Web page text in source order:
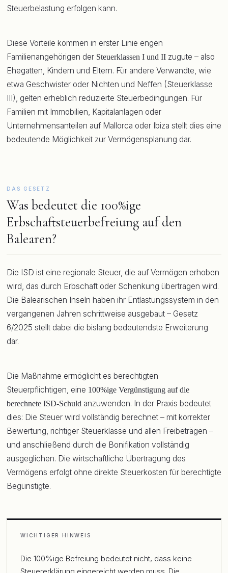
Steuerbelastung erfolgen kann.
Diese Vorteile kommen in erster Linie engen
Familienangehörigen der Steuerklassen I und IIzugute – also
Ehegatten, Kindern und Eltern. Für andere Verwandte, wie
etwa Geschwister oder Nichten und Neffen (Steuerklasse
III), gelten erheblich reduzierte Steuerbedingungen. Für
Familien mit Immobilien, Kapitalanlagen oder
Unternehmensanteilen auf Mallorca oder Ibiza stellt dies eine
bedeutende Möglichkeit zur Vermögensplanung dar.
DAS GESETZ
Was bedeutet die 100%ige
Erbschaftsteuerbefreiung auf den
Balearen?
Die ISD ist eine regionale Steuer, die auf Vermögen erhoben
wird, das durch Erbschaft oder Schenkung übertragen wird.
Die Balearischen Inseln haben ihr Entlastungssystem in den
vergangenen Jahren schrittweise ausgebaut – Gesetz
6/2025 stellt dabei die bislang bedeutendste Erweiterung
dar.
Die Maßnahme ermöglicht es berechtigten
Steuerpflichtigen, eine 100%ige Vergünstigung auf die
berechnete ISD-Schuldanzuwenden. In der Praxis bedeutet
dies: Die Steuer wird vollständig berechnet – mit korrekter
Bewertung, richtiger Steuerklasse und allen Freibeträgen –
und anschließend durch die Bonifikation vollständig
ausgeglichen. Die wirtschaftliche Übertragung des
Vermögens erfolgt ohne direkte Steuerkosten für berechtigte
Begünstigte.
WICHTIGER HINWEIS
Die 100%ige Befreiung bedeutet nicht, dass keine
Steuererklärung eingereicht werden muss. Die